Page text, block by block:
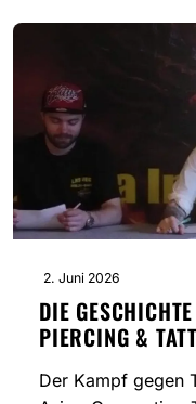
2. Juni 2026
DIE
PIERCING &
Der Kampf gegen